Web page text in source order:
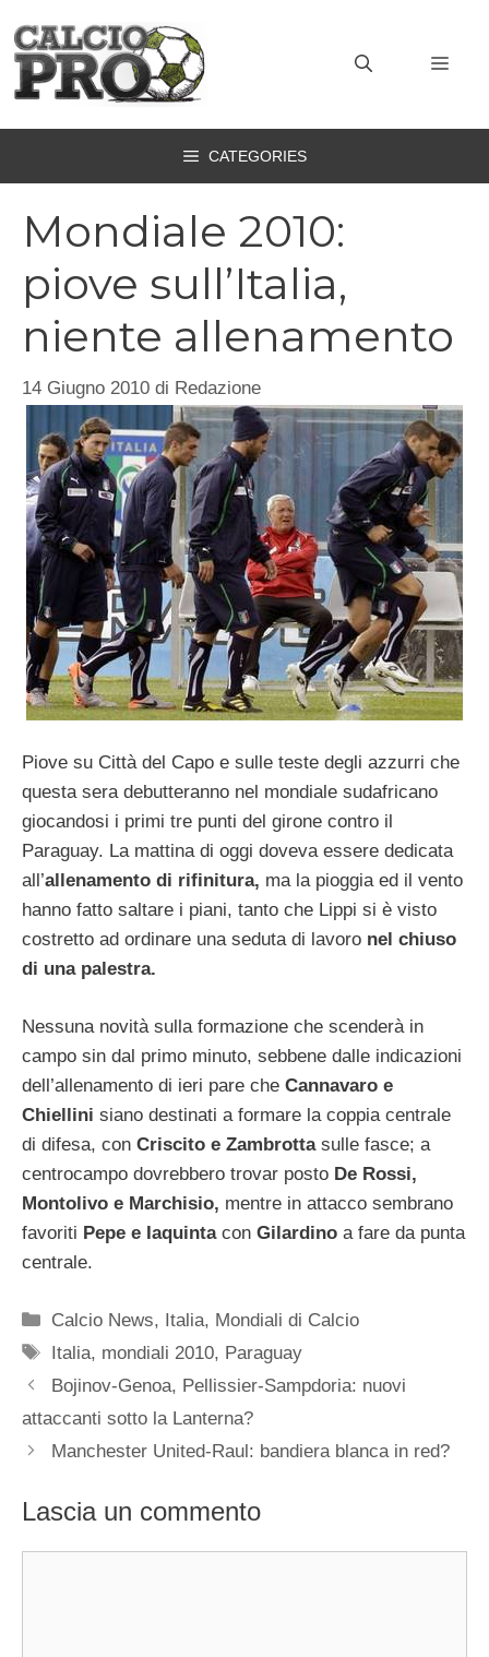
contenuto
CATEGORIES
Mondiale 2010:
piove sull’Italia,
niente allenamento
14 Giugno 2010 di Redazione
Piove su Città del Capo e sulle teste degli azzurri che
questa sera debutteranno nel mondiale sudafricano
giocandosi i primi tre punti del girone contro il
Paraguay. La mattina di oggi doveva essere dedicata
all’allenamento di rifinitura, ma la pioggia ed il vento
hanno fatto saltare i piani, tanto che Lippi si è visto
costretto ad ordinare una seduta di lavoro nel chiuso
di una palestra.
Nessuna novità sulla formazione che scenderà in
campo sin dal primo minuto, sebbene dalle indicazioni
dell’allenamento di ieri pare che Cannavaro e
Chiellini siano destinati a formare la coppia centrale
di difesa, con Criscito e Zambrottasulle fasce; a
centrocampo dovrebbero trovar posto De Rossi,
Montolivo e Marchisio, mentre in attacco sembrano
favoriti Pepe e Iaquinta con Gilardino a fare da punta
centrale.
Categorie
Calcio News, Italia, Mondiali di Calcio
Tag
Italia, mondiali 2010, Paraguay
Bojinov-Genoa, Pellissier-Sampdoria: nuovi
attaccanti sotto la Lanterna?
Manchester United-Raul: bandiera blanca in red?
Lascia un commento